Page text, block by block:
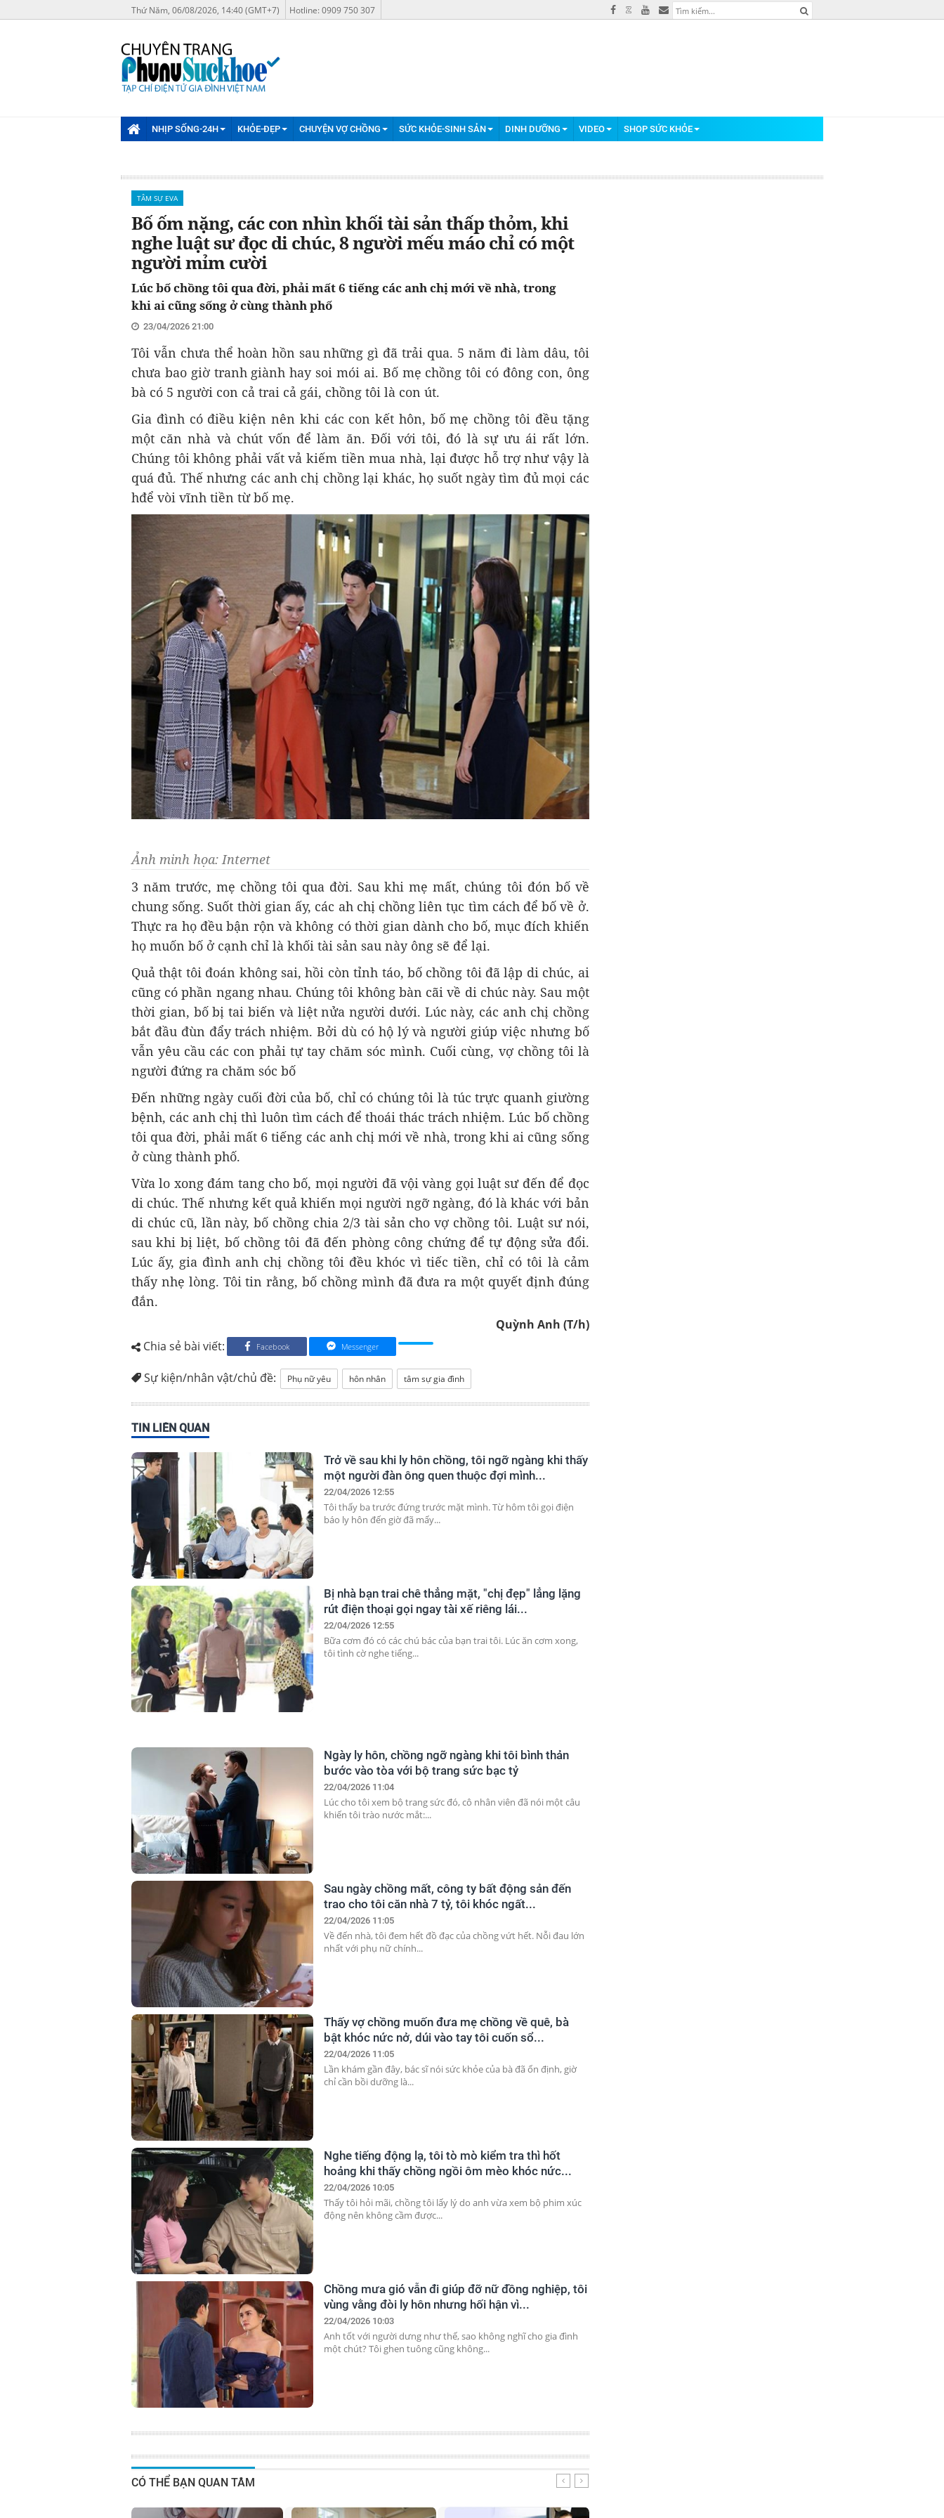
Thứ Năm, 06/08/2026, 14:40 (GMT+7) Hotline: 0909 750 307
NHỊP SỐNG-24H KHỎE-ĐẸP CHUYỆN VỢ CHỒNG SỨC KHỎE-SINH SẢN DINH DƯỠNG VIDEO SHOP SỨC KHỎE
TÂM SỰ EVA
Bố ốm nặng, các con nhìn khối tài sản thấp thỏm, khi
nghe luật sư đọc di chúc, 8 người mếu máo chỉ có một
người mỉm cười
Lúc bố chồng tôi qua đời, phải mất 6 tiếng các anh chị mới về nhà, trong
khi ai cũng sống ở cùng thành phố
23/04/2026 21:00
Tôi vẫn chưa thể hoàn hồn sau những gì đã trải qua. 5 năm đi làm dâu, tôi
chưa bao giờ tranh giành hay soi mói ai. Bố mẹ chồng tôi có đông con, ông
bà có 5 người con cả trai cả gái, chồng tôi là con út.
Gia đình có điều kiện nên khi các con kết hôn, bố mẹ chồng tôi đều tặng
một căn nhà và chút vốn để làm ăn. Đối với tôi, đó là sự ưu ái rất lớn.
Chúng tôi không phải vất vả kiếm tiền mua nhà, lại được hỗ trợ như vậy là
quá đủ. Thế nhưng các anh chị chồng lại khác, họ suốt ngày tìm đủ mọi các
hđể vòi vĩnh tiền từ bố mẹ.
Ảnh minh họa: Internet
3 năm trước, mẹ chồng tôi qua đời. Sau khi mẹ mất, chúng tôi đón bố về
chung sống. Suốt thời gian ấy, các ah chị chồng liên tục tìm cách để bố về ở.
Thực ra họ đều bận rộn và không có thời gian dành cho bố, mục đích khiến
họ muốn bố ở cạnh chỉ là khối tài sản sau này ông sẽ để lại.
Quả thật tôi đoán không sai, hồi còn tỉnh táo, bố chồng tôi đã lập di chúc, ai
cũng có phần ngang nhau. Chúng tôi không bàn cãi về di chúc này. Sau một
thời gian, bố bị tai biến và liệt nửa người dưới. Lúc này, các anh chị chồng
bắt đầu đùn đẩy trách nhiệm. Bởi dù có hộ lý và người giúp việc nhưng bố
vẫn yêu cầu các con phải tự tay chăm sóc mình. Cuối cùng, vợ chồng tôi là
người đứng ra chăm sóc bố
Đến những ngày cuối đời của bố, chỉ có chúng tôi là túc trực quanh giường
bệnh, các anh chị thì luôn tìm cách để thoái thác trách nhiệm. Lúc bố chồng
tôi qua đời, phải mất 6 tiếng các anh chị mới về nhà, trong khi ai cũng sống
ở cùng thành phố.
Vừa lo xong đám tang cho bố, mọi người đã vội vàng gọi luật sư đến để đọc
di chúc. Thế nhưng kết quả khiến mọi người ngỡ ngàng, đó là khác với bản
di chúc cũ, lần này, bố chồng chia 2/3 tài sản cho vợ chồng tôi. Luật sư nói,
sau khi bị liệt, bố chồng tôi đã đến phòng công chứng để tự động sửa đổi.
Lúc ấy, gia đình anh chị chồng tôi đều khóc vì tiếc tiền, chỉ có tôi là cảm
thấy nhẹ lòng. Tôi tin rằng, bố chồng mình đã đưa ra một quyết định đúng
đắn.
Quỳnh Anh (T/h)
Chia sẻ bài viết:
Facebook Messenger
Sự kiện/nhân vật/chủ đề: Phụ nữ yêu hôn nhân tâm sự gia đình
TIN LIÊN QUAN
Trở về sau khi ly hôn chồng, tôi ngỡ ngàng khi thấy
một người đàn ông quen thuộc đợi mình...
22/04/2026 12:55
Tôi thấy ba trước đứng trước mặt mình. Từ hôm tôi gọi điện
báo ly hôn đến giờ đã mấy...
Bị nhà bạn trai chê thẳng mặt, "chị đẹp" lẳng lặng
rút điện thoại gọi ngay tài xế riêng lái...
22/04/2026 12:55
Bữa cơm đó có các chú bác của bạn trai tôi. Lúc ăn cơm xong,
tôi tình cờ nghe tiếng...
Ngày ly hôn, chồng ngỡ ngàng khi tôi bình thản
bước vào tòa với bộ trang sức bạc tỷ
22/04/2026 11:04
Lúc cho tôi xem bộ trang sức đó, cô nhân viên đã nói một câu
khiến tôi trào nước mắt:...
Sau ngày chồng mất, công ty bất động sản đến
trao cho tôi căn nhà 7 tỷ, tôi khóc ngất...
22/04/2026 11:05
Về đến nhà, tôi đem hết đồ đạc của chồng vứt hết. Nỗi đau lớn
nhất với phụ nữ chính...
Thấy vợ chồng muốn đưa mẹ chồng về quê, bà
bật khóc nức nở, dúi vào tay tôi cuốn sổ...
22/04/2026 11:05
Lần khám gần đây, bác sĩ nói sức khỏe của bà đã ổn định, giờ
chỉ cần bồi dưỡng là...
Nghe tiếng động lạ, tôi tò mò kiểm tra thì hốt
hoảng khi thấy chồng ngồi ôm mèo khóc nức...
22/04/2026 10:05
Thấy tôi hỏi mãi, chồng tôi lấy lý do anh vừa xem bộ phim xúc
động nên không cầm được...
Chồng mưa gió vẫn đi giúp đỡ nữ đồng nghiệp, tôi
vùng vằng đòi ly hôn nhưng hối hận vì...
22/04/2026 10:03
Anh tốt với người dưng như thế, sao không nghĩ cho gia đình
một chút? Tôi ghen tuông cũng không...
CÓ THỂ BẠN QUAN TÂM